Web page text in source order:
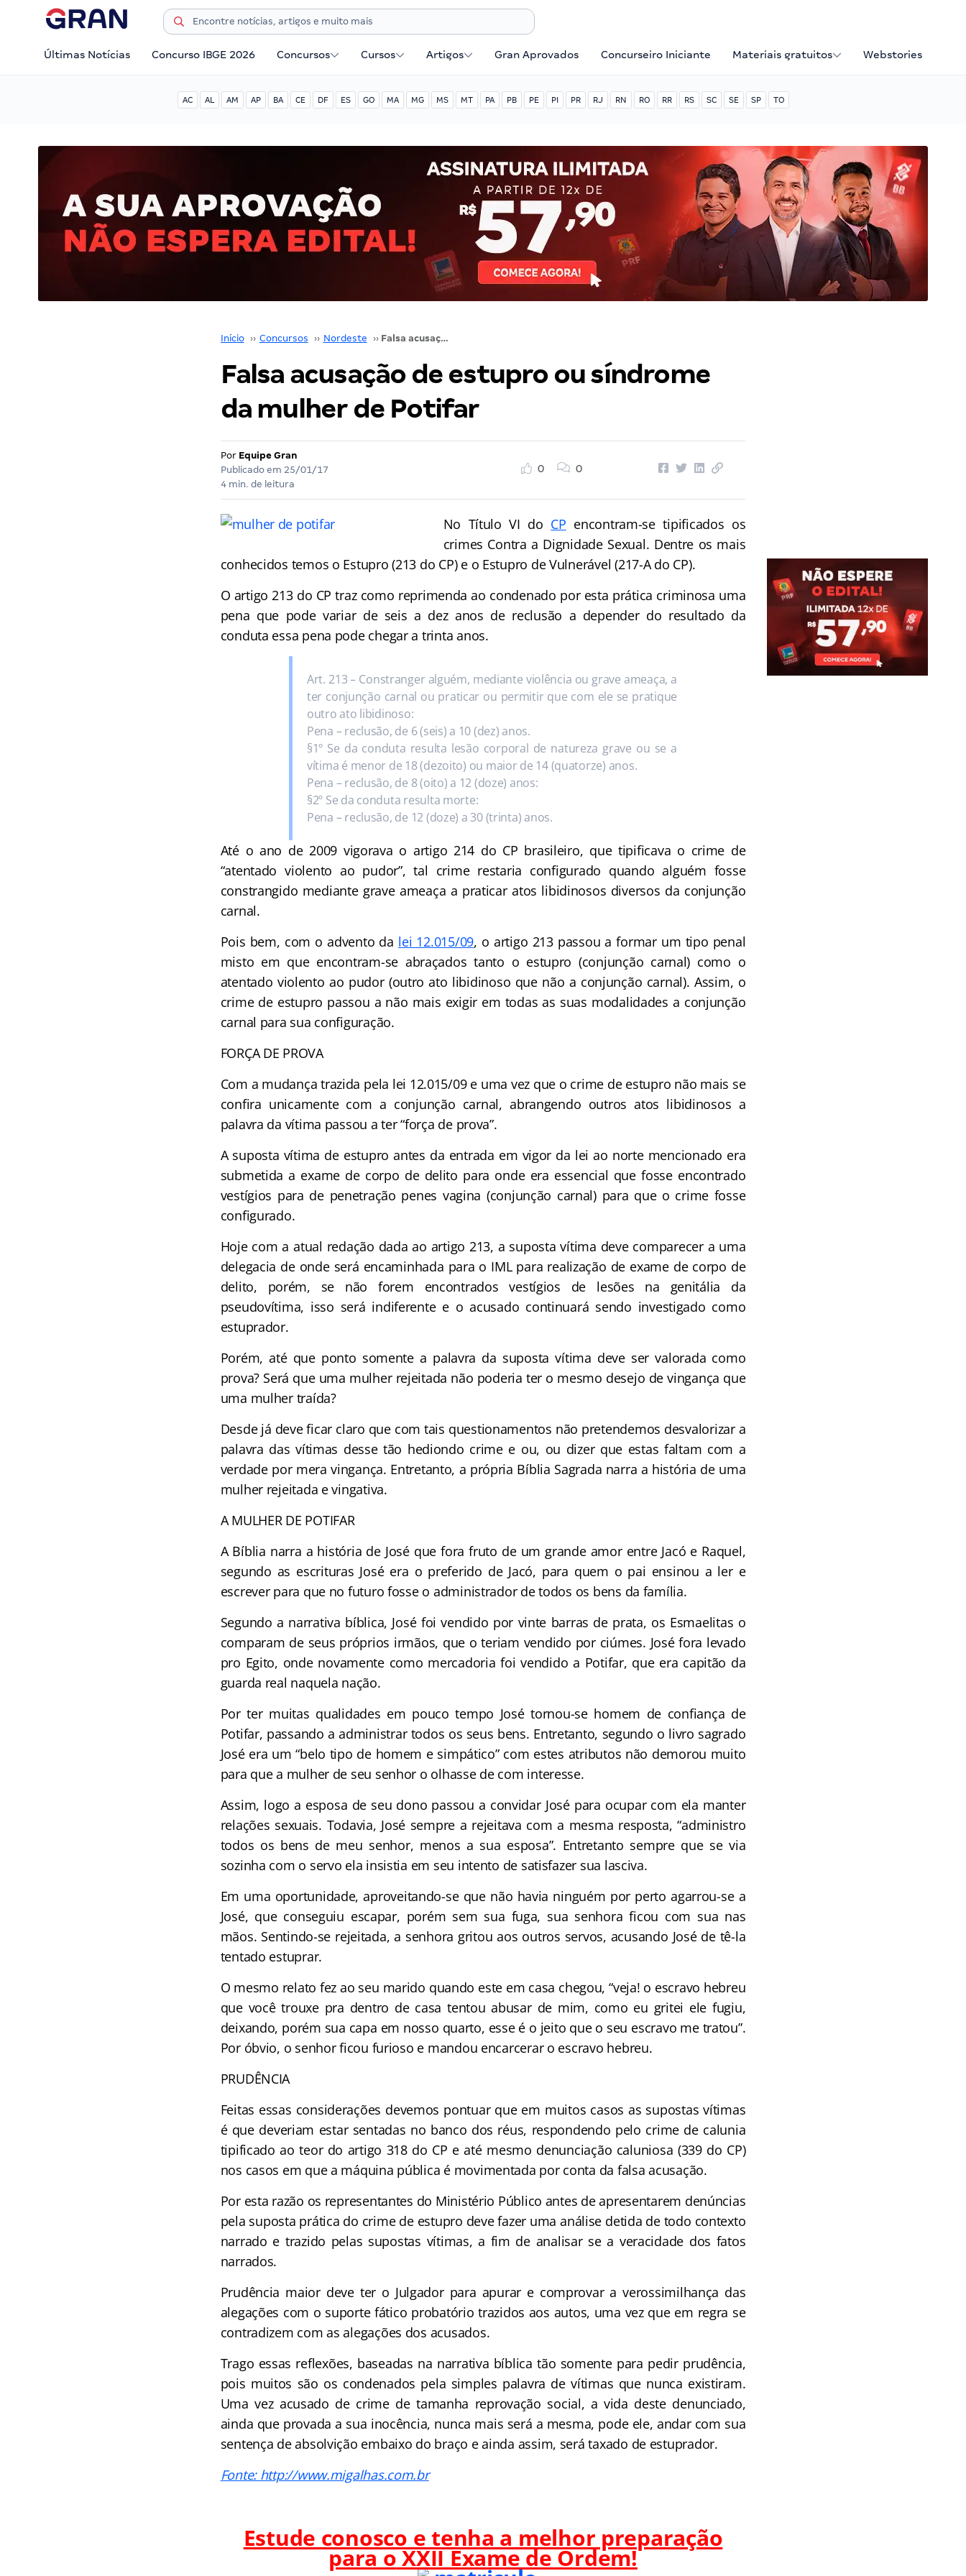
Últimas Notícias Concurso IBGE 2026 Concursos Cursos Artigos Gran Aprovados Concurseiro Iniciante Materiais gratuitos Webstories
AC AL AM AP BA CE DF ES GO MA MG MS MT PA PB PE PI PR RJ RN RO RR RS SC SE SP TO
Início ›› Concursos ›› Nordeste ›› Falsa acusação de estupro ou síndrome da mulher de Potifar
Falsa acusação de estupro ou síndrome
da mulher de Potifar
Por Equipe Gran
Publicado em 25/01/17
4 min. de leitura
0 0
No Título VI do CP encontram-se tipificados os
crimes Contra a Dignidade Sexual. Dentre os mais
conhecidos temos o Estupro (213 do CP) e o Estupro de Vulnerável (217-A do CP).
O artigo 213 do CP traz como reprimenda ao condenado por esta prática criminosa uma
pena que pode variar de seis a dez anos de reclusão a depender do resultado da
conduta essa pena pode chegar a trinta anos.
Art. 213 – Constranger alguém, mediante violência ou grave ameaça, a
ter conjunção carnal ou praticar ou permitir que com ele se pratique
outro ato libidinoso:
Pena – reclusão, de 6 (seis) a 10 (dez) anos.
§1º Se da conduta resulta lesão corporal de natureza grave ou se a
vítima é menor de 18 (dezoito) ou maior de 14 (quatorze) anos.
Pena – reclusão, de 8 (oito) a 12 (doze) anos:
§2º Se da conduta resulta morte:
Pena – reclusão, de 12 (doze) a 30 (trinta) anos.
Até o ano de 2009 vigorava o artigo 214 do CP brasileiro, que tipificava o crime de
“atentado violento ao pudor”, tal crime restaria configurado quando alguém fosse
constrangido mediante grave ameaça a praticar atos libidinosos diversos da conjunção
carnal.
Pois bem, com o advento da lei 12.015/09, o artigo 213 passou a formar um tipo penal
misto em que encontram-se abraçados tanto o estupro (conjunção carnal) como o
atentado violento ao pudor (outro ato libidinoso que não a conjunção carnal). Assim, o
crime de estupro passou a não mais exigir em todas as suas modalidades a conjunção
carnal para sua configuração.
FORÇA DE PROVA
Com a mudança trazida pela lei 12.015/09 e uma vez que o crime de estupro não mais se
confira unicamente com a conjunção carnal, abrangendo outros atos libidinosos a
palavra da vítima passou a ter “força de prova”.
A suposta vítima de estupro antes da entrada em vigor da lei ao norte mencionado era
submetida a exame de corpo de delito para onde era essencial que fosse encontrado
vestígios para de penetração penes vagina (conjunção carnal) para que o crime fosse
configurado.
Hoje com a atual redação dada ao artigo 213, a suposta vítima deve comparecer a uma
delegacia de onde será encaminhada para o IML para realização de exame de corpo de
delito, porém, se não forem encontrados vestígios de lesões na genitália da
pseudovítima, isso será indiferente e o acusado continuará sendo investigado como
estuprador.
Porém, até que ponto somente a palavra da suposta vítima deve ser valorada como
prova? Será que uma mulher rejeitada não poderia ter o mesmo desejo de vingança que
uma mulher traída?
Desde já deve ficar claro que com tais questionamentos não pretendemos desvalorizar a
palavra das vítimas desse tão hediondo crime e ou, ou dizer que estas faltam com a
verdade por mera vingança. Entretanto, a própria Bíblia Sagrada narra a história de uma
mulher rejeitada e vingativa.
A MULHER DE POTIFAR
A Bíblia narra a história de José que fora fruto de um grande amor entre Jacó e Raquel,
segundo as escrituras José era o preferido de Jacó, para quem o pai ensinou a ler e
escrever para que no futuro fosse o administrador de todos os bens da família.
Segundo a narrativa bíblica, José foi vendido por vinte barras de prata, os Esmaelitas o
comparam de seus próprios irmãos, que o teriam vendido por ciúmes. José fora levado
pro Egito, onde novamente como mercadoria foi vendido a Potifar, que era capitão da
guarda real naquela nação.
Por ter muitas qualidades em pouco tempo José tornou-se homem de confiança de
Potifar, passando a administrar todos os seus bens. Entretanto, segundo o livro sagrado
José era um “belo tipo de homem e simpático” com estes atributos não demorou muito
para que a mulher de seu senhor o olhasse de com interesse.
Assim, logo a esposa de seu dono passou a convidar José para ocupar com ela manter
relações sexuais. Todavia, José sempre a rejeitava com a mesma resposta, “administro
todos os bens de meu senhor, menos a sua esposa”. Entretanto sempre que se via
sozinha com o servo ela insistia em seu intento de satisfazer sua lasciva.
Em uma oportunidade, aproveitando-se que não havia ninguém por perto agarrou-se a
José, que conseguiu escapar, porém sem sua fuga, sua senhora ficou com sua nas
mãos. Sentindo-se rejeitada, a senhora gritou aos outros servos, acusando José de tê-la
tentado estuprar.
O mesmo relato fez ao seu marido quando este em casa chegou, “veja! o escravo hebreu
que você trouxe pra dentro de casa tentou abusar de mim, como eu gritei ele fugiu,
deixando, porém sua capa em nosso quarto, esse é o jeito que o seu escravo me tratou”.
Por óbvio, o senhor ficou furioso e mandou encarcerar o escravo hebreu.
PRUDÊNCIA
Feitas essas considerações devemos pontuar que em muitos casos as supostas vítimas
é que deveriam estar sentadas no banco dos réus, respondendo pelo crime de calunia
tipificado ao teor do artigo 318 do CP e até mesmo denunciação caluniosa (339 do CP)
nos casos em que a máquina pública é movimentada por conta da falsa acusação.
Por esta razão os representantes do Ministério Público antes de apresentarem denúncias
pela suposta prática do crime de estupro deve fazer uma análise detida de todo contexto
narrado e trazido pelas supostas vítimas, a fim de analisar se a veracidade dos fatos
narrados.
Prudência maior deve ter o Julgador para apurar e comprovar a verossimilhança das
alegações com o suporte fático probatório trazidos aos autos, uma vez que em regra se
contradizem com as alegações dos acusados.
Trago essas reflexões, baseadas na narrativa bíblica tão somente para pedir prudência,
pois muitos são os condenados pela simples palavra de vítimas que nunca existiram.
Uma vez acusado de crime de tamanha reprovação social, a vida deste denunciado,
ainda que provada a sua inocência, nunca mais será a mesma, pode ele, andar com sua
sentença de absolvição embaixo do braço e ainda assim, será taxado de estuprador.
Fonte: http://www.migalhas.com.br
Estude conosco e tenha a melhor preparação
para oXXII Exame de Ordem!